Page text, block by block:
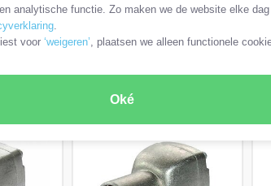
analytische functie. Zo maken we de website elke
.
voor ‘weigeren’, plaatsen we alleen functionele
Oké
Krimp IEC connectoren
Soldeerbare